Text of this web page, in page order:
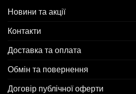
Новини та акції
Контакти
Доставка та оплата
Обмін та повернення
Договір публічної оферти